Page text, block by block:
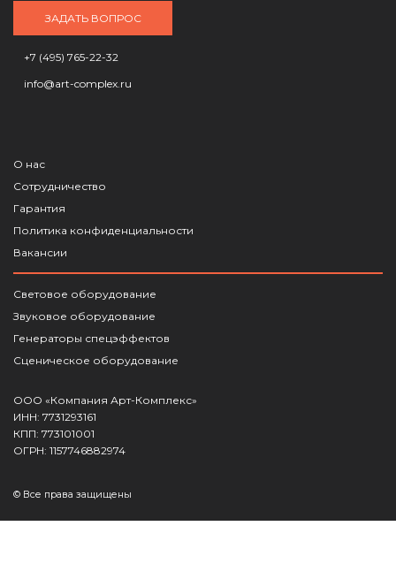
ЗАДАТЬ ВОПРОС
+7 (495) 765-22-32
info@art-complex.ru
О нас
Сотрудничество
Гарантия
Политика конфиденциальности
Вакансии
Световое оборудование
Звуковое оборудование
Генераторы спецэффектов
Сценическое оборудование
ООО «Компания Арт-Комплекс»
ИНН: 7731293161
КПП: 773101001
ОГРН: 1157746882974
© Все права защищены